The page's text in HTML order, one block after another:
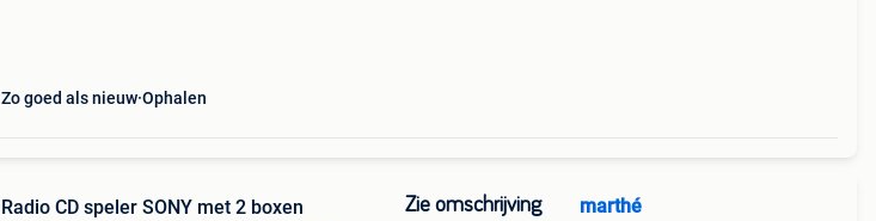
Zo goed als nieuw Ophalen
Radio CD speler SONY met 2 boxen Zie omschrijving marthé